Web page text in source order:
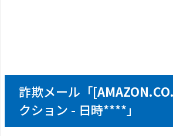
詐欺メール「
クション - 日時****」